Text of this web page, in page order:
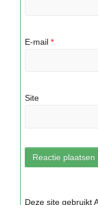
E-mail *
Site